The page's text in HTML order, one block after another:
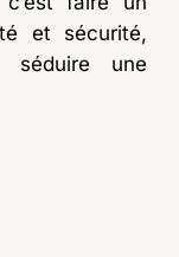
et sécurité,
séduire une